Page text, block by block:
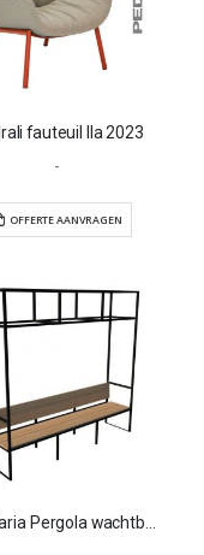
OFFERTE
fauteuil Ila 2023
-